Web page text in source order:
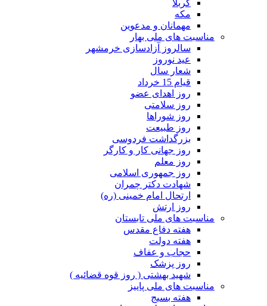
کربلا
مکه
مهمانان و مدعوین
مناسبت های ملی بهار
سالروز آزادسازی خرمشهر
عید نوروز
شعار سال
قیام 15 خرداد
روز اهدای عضو
روز سلامتی
روز شوراها
روز طبیعت
بزرگداشت فردوسی
روز جهانی کار و کارگر
روز معلم
روز جمهوری اسلامی
شهادت دکتر چمران
ارتحال امام خمینی (ره)
روز ارتش
مناسبت های ملی تابستان
هفته دفاع مقدس
هفته دولت
حجاب و عفاف
روز پزشک
شهید بهشتی ( روز قوه قضائیه )
مناسبت های ملی پاییز
هفته بسیج